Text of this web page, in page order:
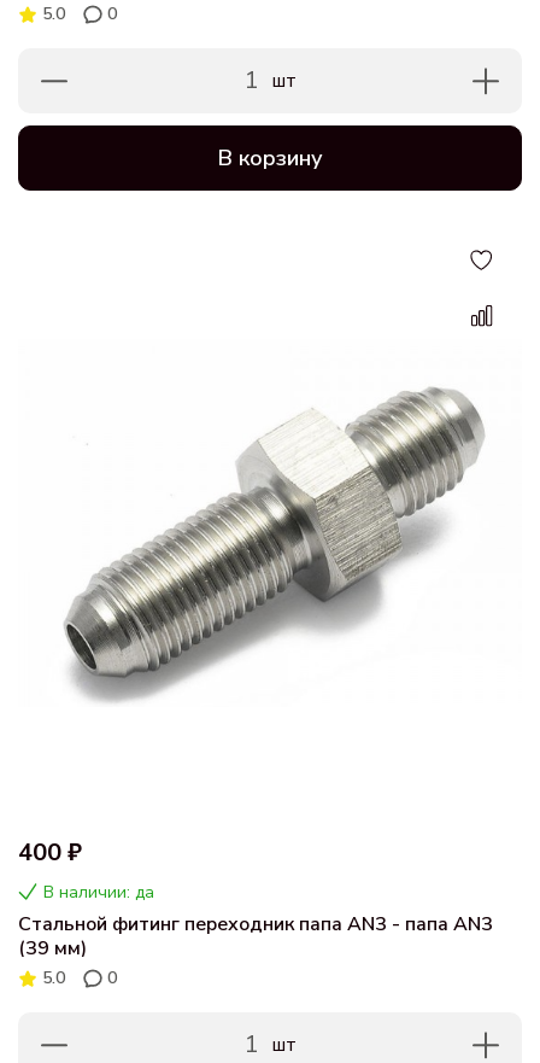
5.0 0
1 шт
В корзину
400 ₽
В наличии: да
Стальной фитинг переходник папа AN3 - папа AN3
(39 мм)
5.0 0
1 шт